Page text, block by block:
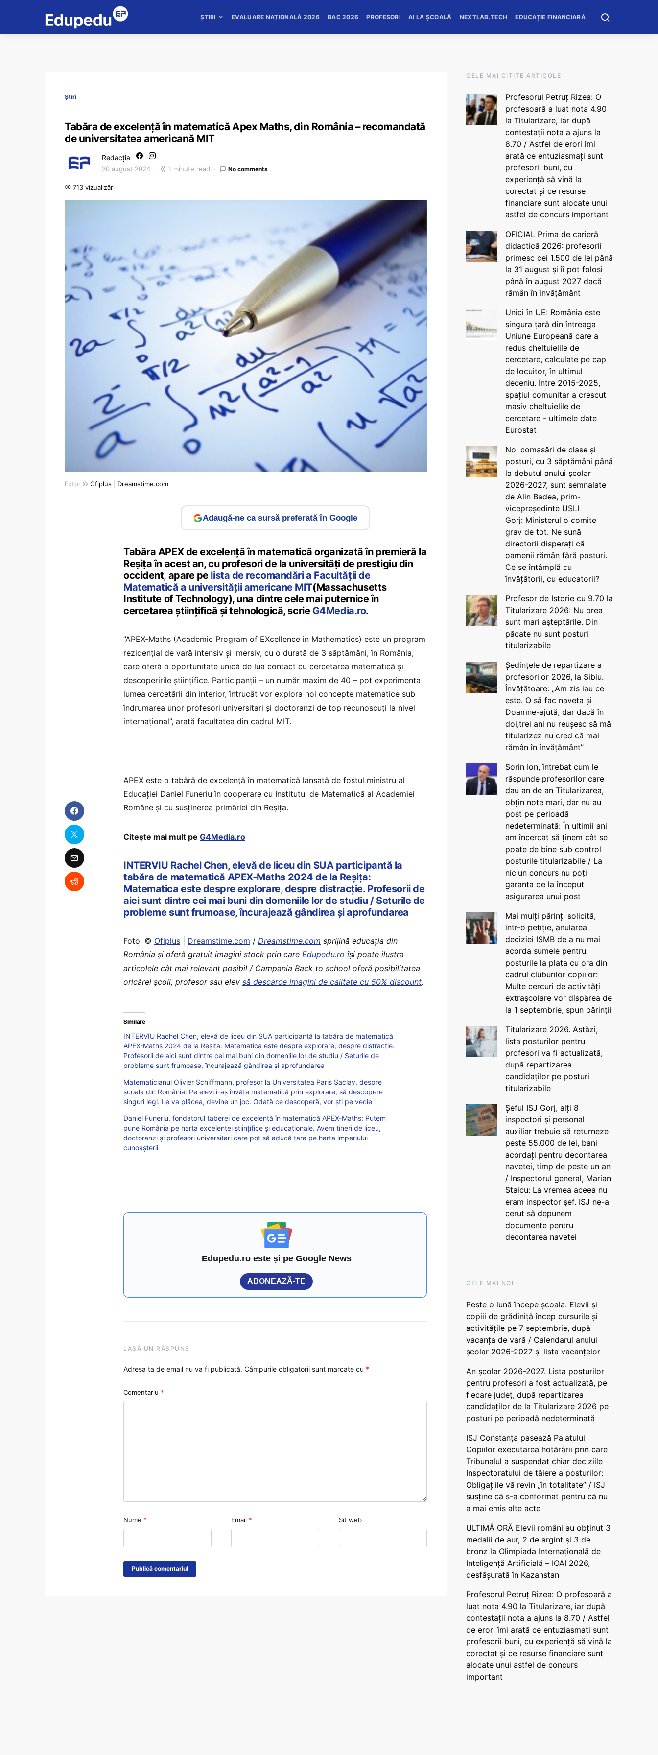
ȘTIRI EVALUARE NAȚIONALĂ 2026 BAC 2026 PROFESORI AI LA ȘCOALĂ NEXTLAB.TECH EDUCAȚIE FINANCIARĂ
Știri
Tabăra de excelență în matematică Apex Maths, din România – recomandată
de universitatea americană MIT
Redacția
30 august 2024 1 minute read No comments
713 vizualizări
Foto: © Ofiplus Dreamstime.com
Adaugă-ne ca sursă preferată în Google
Tabăra APEX de excelență în matematică organizată în premieră la
Reșița în acest an, cu profesori de la universități de prestigiu din
occident, apare pe lista de recomandări a Facultății de
Matematică a universității americane MIT(Massachusetts
Institute of Technology), una dintre cele mai puternice în
cercetarea științifică și tehnologică, scrie G4Media.ro.
”APEX-Maths (Academic Program of EXcellence in Mathematics) este un program
rezidențial de vară intensiv și imersiv, cu o durată de 3 săptămâni, în România,
care oferă o oportunitate unică de lua contact cu cercetarea matematică și
descoperirile științifice. Participanții – un număr maxim de 40 – pot experimenta
lumea cercetării din interior, întrucât vor explora noi concepte matematice sub
îndrumarea unor profesori universitari și doctoranzi de top recunoscuți la nivel
internațional”, arată facultatea din cadrul MIT.
APEX este o tabără de excelență în matematică lansată de fostul ministru al
Educației Daniel Funeriu în cooperare cu Institutul de Matematică al Academiei
Române și cu susținerea primăriei din Reșița.
Citește mai mult pe G4Media.ro
INTERVIU Rachel Chen, elevă de liceu din SUA participantă la
tabăra de matematică APEX-Maths 2024 de la Reșița:
Matematica este despre explorare, despre distracție. Profesorii de
aici sunt dintre cei mai buni din domeniile lor de studiu / Seturile de
probleme sunt frumoase, încurajează gândirea și aprofundarea
Foto: © Ofiplus Dreamstime.com / Dreamstime.com sprijină educaţia din
România şi oferă gratuit imagini stock prin care Edupedu.ro îşi poate ilustra
articolele cât mai relevant posibil / Campania Back to school oferă posibilitatea
oricărei școli, profesor sau elev să descarce imagini de calitate cu 50% discount.
Similare
INTERVIU Rachel Chen, elevă de liceu din SUA participantă la tabăra de matematică
APEX-Maths 2024 de la Reșița: Matematica este despre explorare, despre distracție.
Profesorii de aici sunt dintre cei mai buni din domeniile lor de studiu / Seturile de
probleme sunt frumoase, încurajează gândirea și aprofundarea
Matematicianul Olivier Schiffmann, profesor la Universitatea Paris Saclay, despre
școala din România: Pe elevi i-aș învăța matematică prin explorare, să descopere
singuri legi. Le va plăcea, devine un joc. Odată ce descoperă, vor ști pe vecie
Daniel Funeriu, fondatorul taberei de excelență în matematică APEX-Maths: Putem
pune România pe harta excelenței științifice și educaționale. Avem tineri de liceu,
doctoranzi și profesori universitari care pot să aducă țara pe harta imperiului
cunoașterii
Edupedu.ro este și pe Google News
ABONEAZĂ-TE
LASĂ UN RĂSPUNS
Adresa ta de email nu va fi publicată. Câmpurile obligatorii sunt marcate cu *
Comentariu *
Nume * Email * Sit web
CELE MAI CITITE ARTICOLE
Profesorul Petruț Rizea: O
profesoară a luat nota 4.90
la Titularizare, iar după
contestații nota a ajuns la
8.70 / Astfel de erori îmi
arată ce entuziasmați sunt
profesorii buni, cu
experiență să vină la
corectat și ce resurse
financiare sunt alocate unui
astfel de concurs important
OFICIAL Prima de carieră
didactică 2026: profesorii
primesc cei 1.500 de lei până
la 31 august și îi pot folosi
până în august 2027 dacă
rămân în învățământ
Unici în UE: România este
singura țară din întreaga
Uniune Europeană care a
redus cheltuielile de
cercetare, calculate pe cap
de locuitor, în ultimul
deceniu. Între 2015-2025,
spațiul comunitar a crescut
masiv cheltuielile de
cercetare - ultimele date
Eurostat
Noi comasări de clase și
posturi, cu 3 săptămâni până
la debutul anului școlar
2026-2027, sunt semnalate
de Alin Badea, prim-
vicepreședinte USLI
Gorj: Ministerul o comite
grav de tot. Ne sună
directorii disperați că
oamenii rămân fără posturi.
Ce se întâmplă cu
învățătorii, cu educatorii?
Profesor de Istorie cu 9.70 la
Titularizare 2026: Nu prea
sunt mari așteptările. Din
păcate nu sunt posturi
titularizabile
Ședințele de repartizare a
profesorilor 2026, la Sibiu.
Învățătoare: „Am zis iau ce
este. O să fac naveta și
Doamne-ajută, dar dacă în
doi,trei ani nu reușesc să mă
titularizez nu cred că mai
rămân în învățământ”
Sorin Ion, întrebat cum le
răspunde profesorilor care
dau an de an Titularizarea,
obțin note mari, dar nu au
post pe perioadă
nedeterminată: În ultimii ani
am încercat să ținem cât se
poate de bine sub control
posturile titularizabile / La
niciun concurs nu poți
garanta de la început
asigurarea unui post
Mai mulți părinți solicită,
într-o petiție, anularea
deciziei ISMB de a nu mai
acorda sumele pentru
posturile la plata cu ora din
cadrul cluburilor copiilor:
Multe cercuri de activități
extrașcolare vor dispărea de
la 1 septembrie, spun părinții
Titularizare 2026. Astăzi,
lista posturilor pentru
profesori va fi actualizată,
după repartizarea
candidaților pe posturi
titularizabile
Șeful ISJ Gorj, alți 8
inspectori și personal
auxiliar trebuie să returneze
peste 55.000 de lei, bani
acordați pentru decontarea
navetei, timp de peste un an
/ Inspectorul general, Marian
Staicu: La vremea aceea nu
eram inspector șef. ISJ ne-a
cerut să depunem
documente pentru
decontarea navetei
CELE MAI NOI
Peste o lună începe școala. Elevii și
copiii de grădiniță încep cursurile și
activitățile pe 7 septembrie, după
vacanța de vară / Calendarul anului
școlar 2026-2027 și lista vacanțelor
An școlar 2026-2027. Lista posturilor
pentru profesori a fost actualizată, pe
fiecare județ, după repartizarea
candidaților de la Titularizare 2026 pe
posturi pe perioadă nedeterminată
ISJ Constanța pasează Palatului
Copiilor executarea hotărârii prin care
Tribunalul a suspendat chiar deciziile
Inspectoratului de tăiere a posturilor:
Obligațiile vă revin „în totalitate” / ISJ
susține că s-a conformat pentru că nu
a mai emis alte acte
ULTIMĂ ORĂ Elevii români au obținut 3
medalii de aur, 2 de argint și 3 de
bronz la Olimpiada Internațională de
Inteligență Artificială – IOAI 2026,
desfășurată în Kazahstan
Profesorul Petruț Rizea: O profesoară a
luat nota 4.90 la Titularizare, iar după
contestații nota a ajuns la 8.70 / Astfel
de erori îmi arată ce entuziasmați sunt
profesorii buni, cu experiență să vină la
corectat și ce resurse financiare sunt
alocate unui astfel de concurs
important